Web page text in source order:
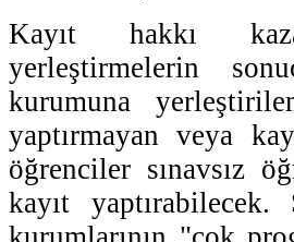
Kayıt hakkı
yerleştirmelerin
kurumuna
yaptırmayan veya
öğrenciler sınavsız
kayıt yaptırabilecek.